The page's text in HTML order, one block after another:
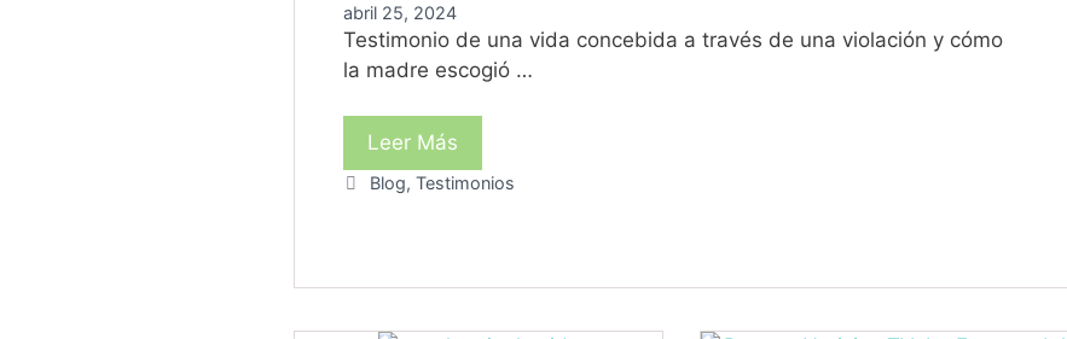
abril 25, 2024
Testimonio de una vida concebida a través de una violación y cómo
la madre escogió …
Leer Más
|
DE
Categorías
Blog,Testimonios